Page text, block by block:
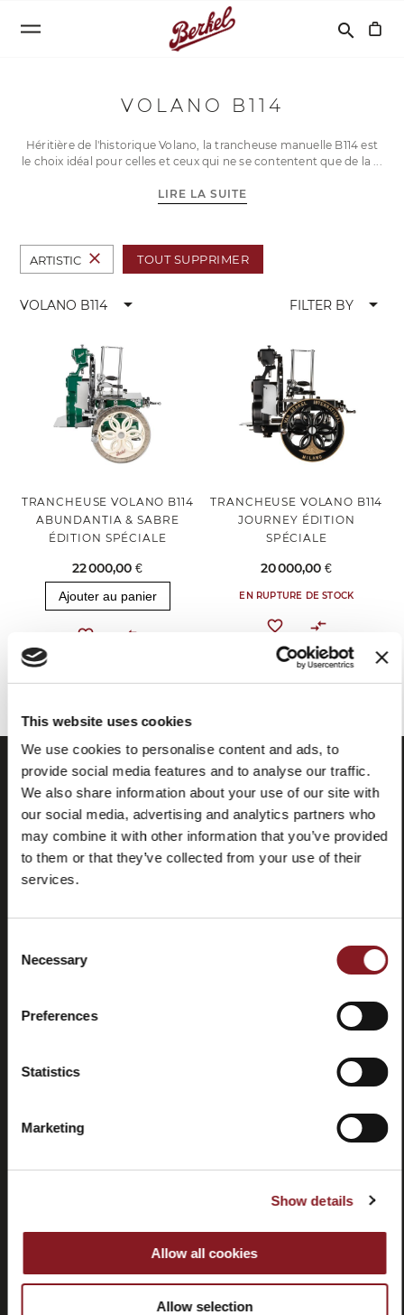
This website uses cookies
We use cookies to personalise content and ads, to
provide social media features and to analyse our traffic.
We also share information about your use of our site with
our social media, advertising and analytics partners who
may combine it with other information that you’ve provided
to them or that they’ve collected from your use of their
services.
Selection
Necessary
Preferences
Statistics
Marketing
Show details
Allow all cookies
Allow selection
search
VOLANO B114
Héritière de l'historique Volano, la trancheuse manuelle B114 est
le choix idéal pour celles et ceux qui ne se contentent que de la
LIRE LA SUITE
ARTISTIC close TOUT SUPPRIMER
VOLANO B114 arrow_drop_down FILTER BY arrow_drop_down
TRANCHEUSE VOLANO B114
ABUNDANTIA & SABRE
ÉDITION SPÉCIALE
22 000,00 €
Ajouter au panier
TRANCHEUSE VOLANO B114
JOURNEY ÉDITION
SPÉCIALE
20 000,00 €
EN RUPTURE DE STOCK
Vous avez vu tous les produits de la catégorie
Résiliation